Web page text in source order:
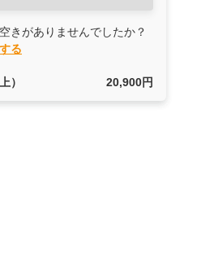
きがありませんでしたか？
る
） 20,900円